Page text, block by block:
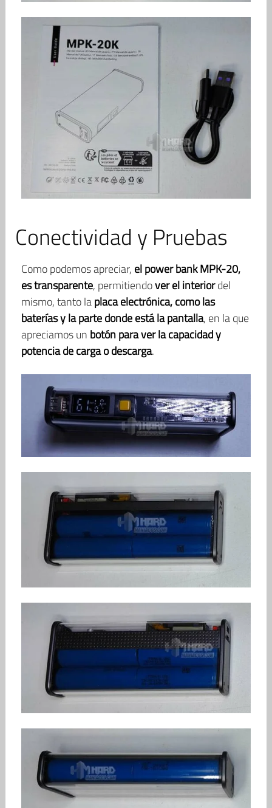
Conectividad y Pruebas
Como podemos apreciar, el power bank MPK-20,
es transparente, permitiendover el interiordel
mismo, tanto laplaca electrónica, como las
baterías y la parte donde está la pantalla, en la que
apreciamos un botón para ver la capacidad y
potencia de carga o descarga.